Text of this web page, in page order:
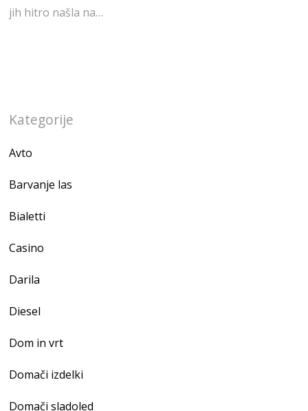
jih hitro našla na…
Kategorije
Avto
Barvanje las
Bialetti
Casino
Darila
Diesel
Dom in vrt
Domači izdelki
Domači sladoled